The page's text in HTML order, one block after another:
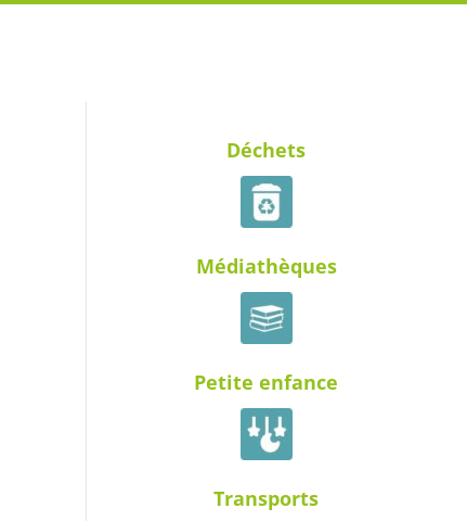
Déchets
Médiathèques
Petite enfance
Transports